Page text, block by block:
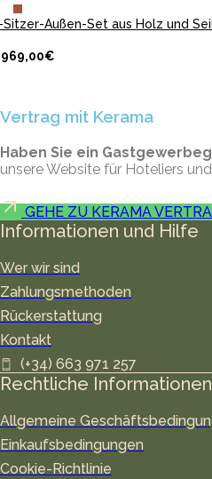
Sitzer-Außen-Set aus Holz und
€
Vertrag mit Kerama
Haben Sie ein
unsere Website für Hoteliers
GEHE ZU KERAMA
Informationen und Hilfe
Wer wir sind
Zahlungsmethoden
Rückerstattung
Kontakt
(+34) 663 971 257
Rechtliche Informationen
Allgemeine
Einkaufsbedingungen
Cookie-Richtlinie